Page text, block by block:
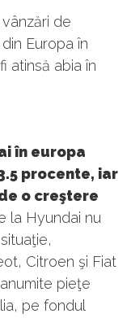
de
Europa în
atinsă abia în
în europa
procente, iar
o creştere
la Hyundai nu
Citroen şi Fiat
pieţe
pe fondul